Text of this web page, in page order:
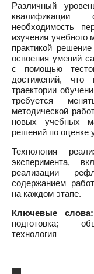
Различный
квалификации
необходимость
изучения учебного
практикой
освоения умений
с помощью
достижений, что
траектории
требуется
методической
новых учебных
решений по оценке
Технология
эксперимента,
реализации —
содержанием
на каждом этапе.
Ключевые слова:
подготовка;
технология